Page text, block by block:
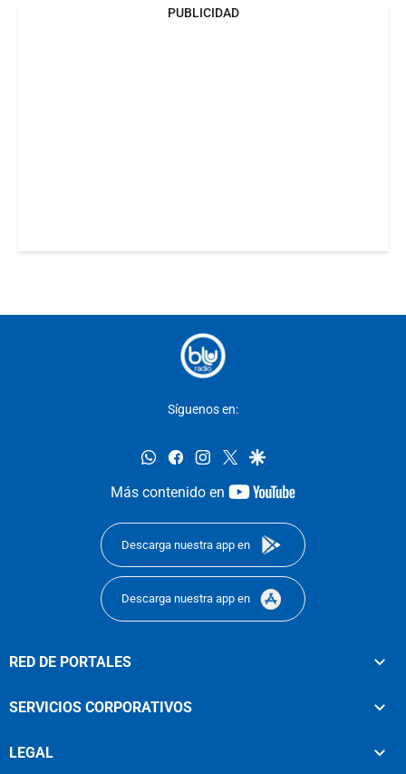
PUBLICIDAD
Síguenos en:
whatsappfacebookinstagram
twittergoogle
Más contenido en
youtube-
Descarga nuestra app en
Descarga nuestra app en
RED DE PORTALES
SERVICIOS CORPORATIVOS
LEGAL